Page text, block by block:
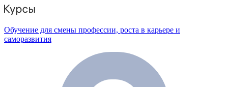
Обучение для смены профессии, роста в карьере и
саморазвития